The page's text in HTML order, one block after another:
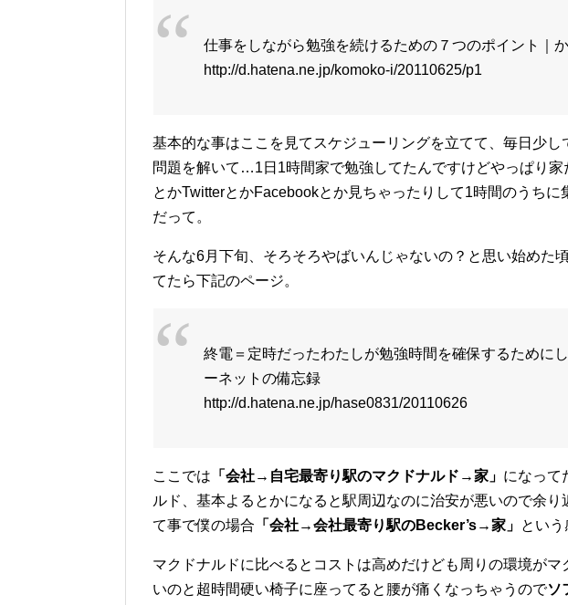
仕事をしながら勉強を続けるための７つのポイント｜
http://d.hatena.ne.jp/komoko-i/20110625/p1
基本的な事はここを見てスケジューリングを立てて、毎日少し
問題を解いて…1日1時間家で勉強してたんですけどやっぱり
とかTwitterとかFacebookとか見ちゃったりして1時間のうちに
だって。
そんな6月下旬、そろそろやばいんじゃないの？と思い始めた
てたら下記のページ。
終電＝定時だったわたしが勉強時間を確保するために
ーネットの備忘録
http://d.hatena.ne.jp/hase0831/20110626
ここでは 「会社→自宅最寄り駅のマクドナルド→家」 になって
ルド、基本よるとかになると駅周辺なのに治安が悪いので余
て事で僕の場合 「会社→会社最寄り駅のBecker’s→家」 という
マクドナルドに比べるとコストは高めだけども周りの環境がマ
いのと超時間硬い椅子に座ってると腰が痛くなっちゃうのでソ